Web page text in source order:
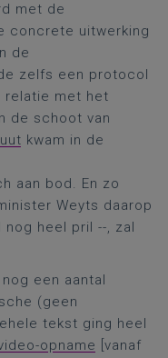
met de
concrete uitwerking
de
zelfs een protocol
relatie met het
de schoot van
kwam in de
aan bod. En zo
Weyts daarop
heel pril --, zal
een aantal
(geen
tekst ging heel
opname
[vanaf